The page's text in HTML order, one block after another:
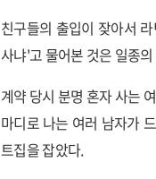
친구들의 출입이 잦아서
사냐'고 물어본 것은 일종
계약 당시 분명 혼자 사는
마디로 나는 여러 남자가
트집을 잡았다.